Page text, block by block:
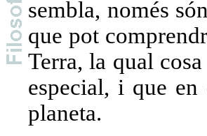
sembla, només
que pot
Terra, la qual
especial, i que
planeta.